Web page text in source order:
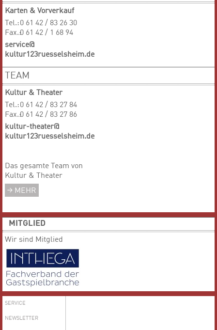
Karten & Vorverkauf
Tel.:0 61 42 / 83 26 30
Fax.:0 61 42 / 1 68 94
service@
kultur123ruesselsheim.de
TEAM
Kultur & Theater
Tel.:0 61 42 / 83 27 84
Fax.:0 61 42 / 83 27 86
kultur-theater@
kultur123ruesselsheim.de
Das gesamte Team von
Kultur & Theater
MEHR
MITGLIED
Wir sind Mitglied
SERVICE
NEWSLETTER